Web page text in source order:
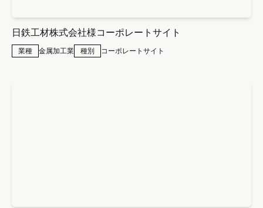
日鉄工材株式会社様コーポレートサイト
業種 金属加工業 種別 コーポレートサイト